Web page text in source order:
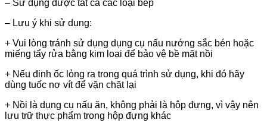
– Sử dụng được tất cả các loại bếp
– Lưu ý khi sử dụng:
+ Vui lòng tránh sử dụng dụng cụ nấu nướng sắc bén hoặc
miếng tẩy rửa bằng kim loại để bảo vệ bề mặt nồi
+ Nếu đinh ốc lỏng ra trong quá trình sử dụng, khi đó hãy
dùng tuốc nơ vít để vặn chặt lại
+ Nồi là dụng cụ nấu ăn, không phải là hộp đựng, vì vậy nên
lưu trữ thực phẩm trong hộp đựng khác